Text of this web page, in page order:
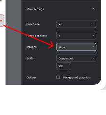
buat untuk dapat digunakan
M.Pd )
Print